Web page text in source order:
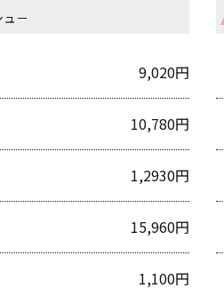
－
9,020円
10,780円
1,2930円
15,960円
1,100円